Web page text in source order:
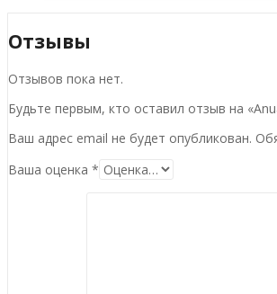
Отзывы
Отзывов пока нет.
Будьте первым, кто оставил отзыв на
Ваш адрес email не будет опубликован.
Ваша оценка *